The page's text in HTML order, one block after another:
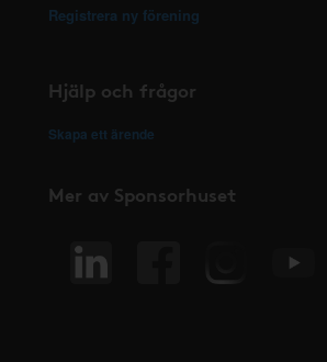
Registrera ny förening
Hjälp och frågor
Skapa ett ärende
Mer av Sponsorhuset